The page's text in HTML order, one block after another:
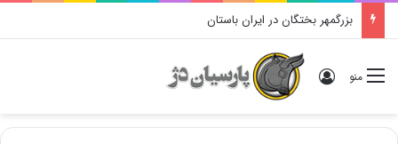
بزرگمهر بختگان در ایران باستان
منو ورود